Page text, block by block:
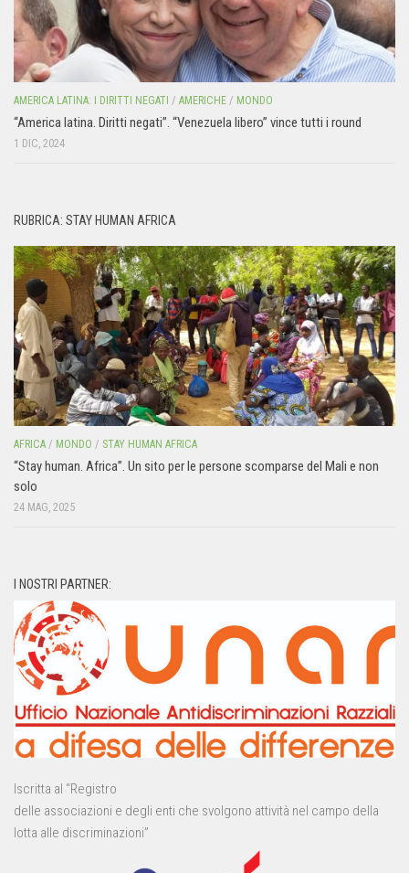
AMERICA LATINA: I DIRITTI NEGATI / AMERICHE / MONDO
“America latina. Diritti negati”. “Venezuela libero” vince tutti i round
1 DIC, 2024
RUBRICA: STAY HUMAN AFRICA
AFRICA / MONDO / STAY HUMAN AFRICA
“Stay human. Africa”. Un sito per le persone scomparse del Mali e non
solo
24 MAG, 2025
I NOSTRI PARTNER:
Iscritta al “Registro
delle associazioni e degli enti che svolgono attività nel campo della
lotta alle discriminazioni”